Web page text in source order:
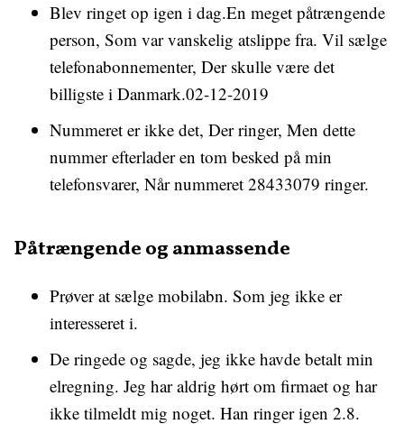
Blev ringet op igen i dag.En meget påtrængende
person, Som var vanskelig atslippe fra. Vil sælge
telefonabonnementer, Der skulle være det
billigste i Danmark.02-12-2019
Nummeret er ikke det, Der ringer, Men dette
nummer efterlader en tom besked på min
telefonsvarer, Når nummeret 28433079 ringer.
Påtrængende og anmassende
Prøver at sælge mobilabn. Som jeg ikke er
interesseret i.
De ringede og sagde, jeg ikke havde betalt min
elregning. Jeg har aldrig hørt om firmaet og har
ikke tilmeldt mig noget. Han ringer igen 2.8.